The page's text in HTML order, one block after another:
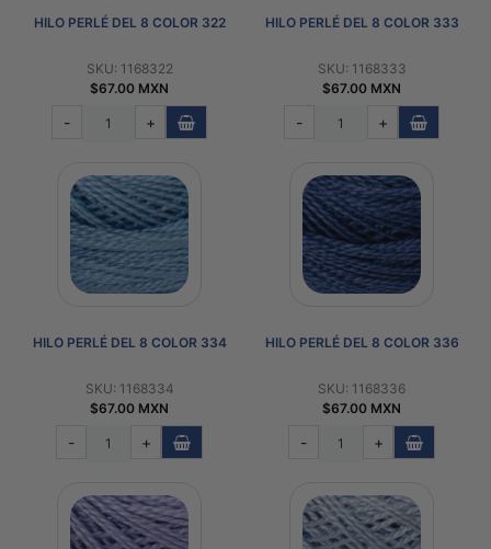
HILO PERLÉ DEL 8 COLOR 322
SKU: 1168322
$67.00 MXN
- +
HILO PERLÉ DEL 8 COLOR 333
SKU: 1168333
$67.00 MXN
- +
HILO PERLÉ DEL 8 COLOR 334
SKU: 1168334
$67.00 MXN
- +
HILO PERLÉ DEL 8 COLOR 336
SKU: 1168336
$67.00 MXN
- +